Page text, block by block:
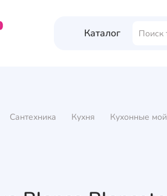
Каталог
Сантехника Кухня Кухонные